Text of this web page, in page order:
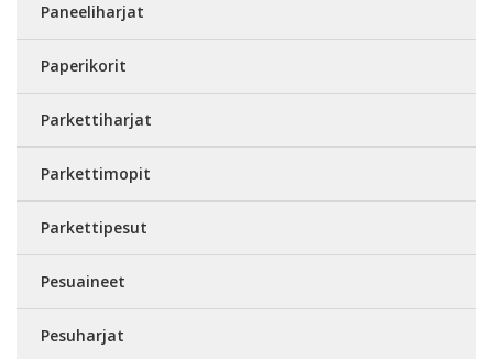
Paneeliharjat
Paperikorit
Parkettiharjat
Parkettimopit
Parkettipesut
Pesuaineet
Pesuharjat